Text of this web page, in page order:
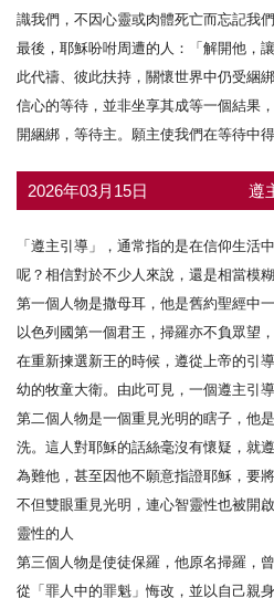
識我們，不因心靈或肉體死亡而忘記我
最後，耶穌吩咐周遭的人：「解開他，
此代禱、彼此扶持，關懷世界中仍受綑
信心的等待，並非坐享其成等一個結果
開綑綁，等待主。願主使我們在等待中
2026年03月15日 遵
「遵主引導」，通常指的是在信仰生
呢？相信對於不少人來說，還是相當模
第一個人物是撒母耳，他是舊約聖經中
以色列國第一個君王，掃羅亦不負眾望
在重新揀選新王的時候，遵從上帝的引
幼的牧童大衛。由此可見，一個遵主引
第二個人物是一個重見光明的瞎子，他
洗。這人對耶穌的話絲毫沒有懷疑，就
為難他，甚至因他不願意指證耶穌，要
不但雙眼重見光明，連心智靈性也被開
靈性的人
第三個人物是使徒保羅，他原名掃羅，
從「罪人中的罪魁」悔改，並以自己親